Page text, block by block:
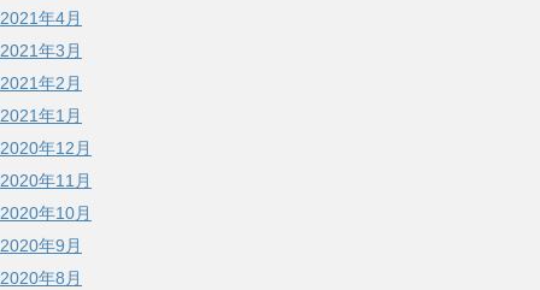
2021年4月
2021年3月
2021年2月
2021年1月
2020年12月
2020年11月
2020年10月
2020年9月
2020年8月